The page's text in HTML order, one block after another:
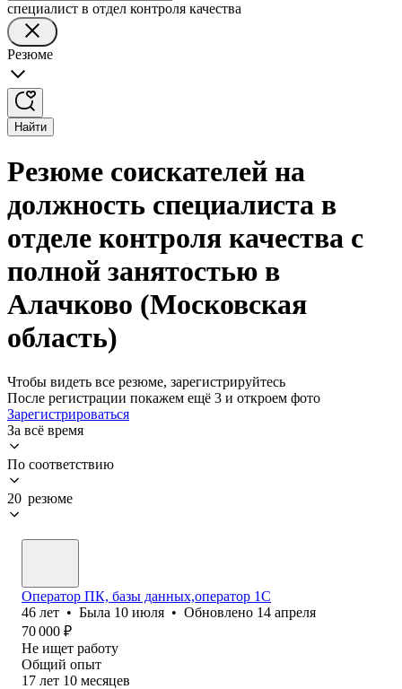
специалист в отдел контроля качества
Резюме
Найти
Резюме соискателей на
должность специалиста в
отделе контроля качества с
полной занятостью в
Алачково (Московская
область)
Чтобы видеть все резюме, зарегистрируйтесь
После регистрации покажем ещё 3 и откроем фото
Зарегистрироваться
За всё время
По соответствию
20 резюме
Оператор ПК, базы данных,оператор 1С
46 лет • Была 10 июля • Обновлено 14 апреля
70 000 ₽
Не ищет работу
Общий опыт
17 лет 10 месяцев